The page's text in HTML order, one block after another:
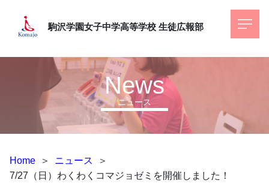
駒沢学園女子中学高等学校 生徒広報部
ニュース
News
Home ＞ ニュース
＞
7/27（日）わくわくコマジョゼミを開催しました！